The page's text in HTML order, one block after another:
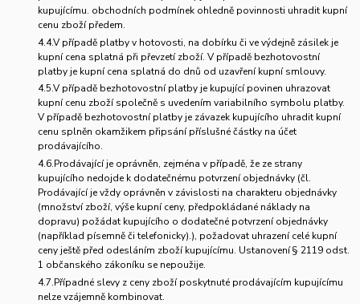
kupujícímu. obchodních podmínek ohledně povinnosti uhradit kupní
cenu zboží předem.
4.4.V případě platby v hotovosti, na dobírku či ve výdejně zásilek je
kupní cena splatná při převzetí zboží. V případě bezhotovostní
platby je kupní cena splatná do dnů od uzavření kupní smlouvy.
4.5.V případě bezhotovostní platby je kupující povinen uhrazovat
kupní cenu zboží společně s uvedením variabilního symbolu platby.
V případě bezhotovostní platby je závazek kupujícího uhradit kupní
cenu splněn okamžikem připsání příslušné částky na účet
prodávajícího.
4.6.Prodávající je oprávněn, zejména v případě, že ze strany
kupujícího nedojde k dodatečnému potvrzení objednávky (čl.
Prodávající je vždy oprávněn v závislosti na charakteru objednávky
(množství zboží, výše kupní ceny, předpokládané náklady na
dopravu) požádat kupujícího o dodatečné potvrzení objednávky
(například písemně či telefonicky).), požadovat uhrazení celé kupní
ceny ještě před odesláním zboží kupujícímu. Ustanovení § 2119 odst.
1 občanského zákoníku se nepoužije.
4.7.Případné slevy z ceny zboží poskytnuté prodávajícím kupujícímu
nelze vzájemně kombinovat.